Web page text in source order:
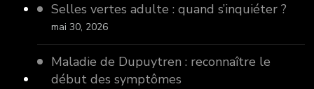
Selles vertes adulte : quand s’inquiéter ?
mai 30, 2026
Maladie de Dupuytren : reconnaître le
début des symptômes